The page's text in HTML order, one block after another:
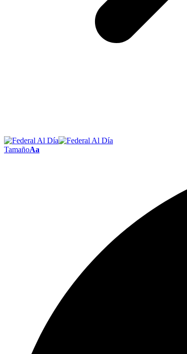
TamañoAa